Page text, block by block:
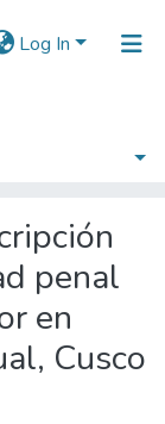
Log In
penal
en
Cusco